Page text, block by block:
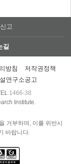
고
길
방침
저작권정책
연구소공고
1466-38
Institute.
거부하며, 이를 위반시
바랍니다.